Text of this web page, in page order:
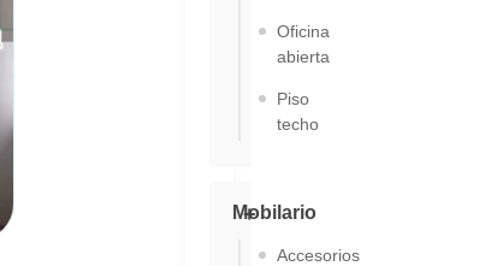
Oficina
abierta
Piso
techo
Mobilario
Accesorios